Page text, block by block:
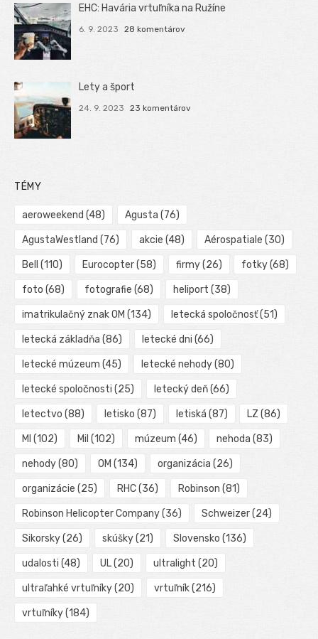
EHC: Havária vrtuľníka na Ružíne
6. 9. 2023 28 komentárov
Lety a šport
24. 9. 2023 23 komentárov
TÉMY
aeroweekend (48) Agusta (76)
AgustaWestland (76) akcie (48) Aérospatiale (30)
Bell (110) Eurocopter(58) firmy(26) fotky(68)
foto (68) fotografie (68) heliport (38)
imatrikulačný znak OM (134) letecká spoločnosť(51)
letecká základňa (86) letecké dni (66)
letecké múzeum (45) letecké nehody(80)
letecké spoločnosti (25) letecký deň(66)
letectvo (88) letisko (87) letiská (87) LZ (86)
MI (102) Mil (102) múzeum (46) nehoda (83)
nehody(80) OM (134) organizácia (26)
organizácie (25) RHC(36) Robinson (81)
Robinson Helicopter Company(36) Schweizer(24)
Sikorsky(26) skúšky(21) Slovensko (136)
udalosti (48) UL(20) ultralight (20)
ultraľahké vrtuľníky(20) vrtuľník(216)
vrtuľníky(184)